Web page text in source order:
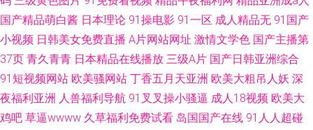
国产精品萌白酱 日本理论 91操电影 91一区 成人精品无 91国产
小视频 日韩美女免费直播 A片网站网址 激情文学色 国产主播第
37页 青久青青 日本精品在线播放 三级A片 国产日韩亚洲综合
91短视频网站 欧美骚网站 丁香五月天亚洲 欧美大粗吊人妖 深
夜福利亚洲 人兽福利导航 91叉叉操小骚逼 成人18视频 欧美大
鸡吧 草逼wwww 久草福利免费试看 岛国国产在线 91人人超碰